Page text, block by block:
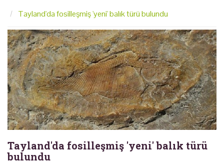
Tayland'da fosilleşmiş 'yeni' balık türü bulundu
Tayland'da fosilleşmiş 'yeni' balık türü
bulundu